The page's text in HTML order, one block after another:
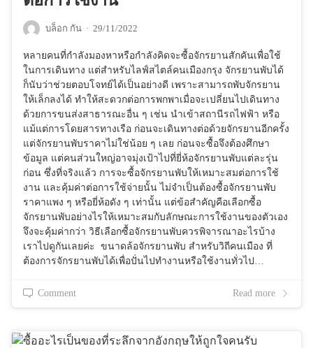
บล็อก กัน · 29/11/2022
หลายคนที่กำลังมองหาหรือกำลังคิดจะซื้อจักรยานสักคันเพื่อใช้
ในการเดินทาง แต่สำหรับไลฟ์สไตล์คนเมืองกรุง จักรยานพับได้
ก็นับว่าช่วยตอบโจทย์ได้เป็นอย่างดี เพราะสามารถพับจักรยาน
ให้เล็กลงได้ ทำให้สะดวกต่อการพกพาเมื่อจะเปลี่ยนไปเดินทาง
ด้วยการขนส่งสาธารณะอื่น ๆ เช่น นำเข้าสถานีรถไฟฟ้า หรือ
แม้แต่การโดยสารทางเรือ ก่อนจะเดินทางต่อด้วยจักรยานอีกครั้ง
แต่จักรยานพับราคาไม่ใช่น้อย ๆ เลย ก่อนจะซื้อจึงต้องศึกษา
ข้อมูล แต่คนส่วนใหญ่อาจมุ่งเป้าไปที่ยี่ห้อจักรยานพับแต่ละรุ่น
ก่อน ซึ่งที่จริงแล้ว การจะซื้อจักรยานพับให้เหมาะสมต่อการใช้
งาน และคุ้มค่าต่อการใช้จ่ายนั้น ไม่จำเป็นต้องซื้อจักรยานพับ
ราคาแพง ๆ หรือยี่ห้อดัง ๆ เท่านั้น แต่ข้อสำคัญคือเลือกซื้อ
จักรยานพับอย่างไรให้เหมาะสมกับลักษณะการใช้งานของตัวเอง
จึงจะคุ้มค่ากว่า วิธีเลือกซื้อจักรยานพับควรพิจารณาอะไรบ้าง
เราไปดูกันเลยค่ะ ขนาดล้อจักรยานพับ สำหรับวิถีคนเมือง ที่
ต้องการจักรยานพับได้เพื่อปั่นไปทำงานหรือใช้งานทั่วไป…
Comment Read more